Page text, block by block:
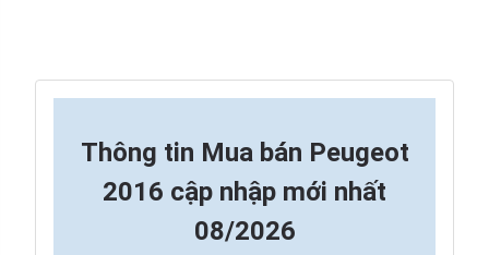
Thông tin Mua bán Peugeot
2016 cập nhập mới nhất
08/2026